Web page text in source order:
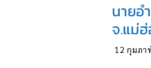
นายอ
จ.แม่
12 กุมภา